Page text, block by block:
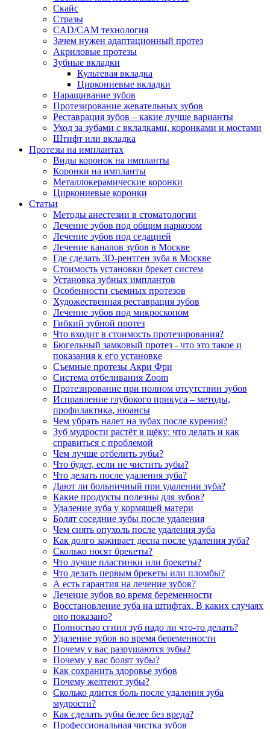
Скайс
Стразы
CAD/CAM технология
Зачем нужен адаптационный протез
Акриловые протезы
Зубные вкладки
Культевая вкладка
Циркониевые вкладки
Наращивание зубов
Протезирование жевательных зубов
Реставрация зубов – какие лучше варианты
Уход за зубами с вкладками, коронками и мостами
Штифт или вкладка
Протезы на имплантах
Виды коронок на импланты
Коронки на импланты
Металлокерамические коронки
Циркониевые коронки
Статьи
Методы анестезии в стоматологии
Лечение зубов под общим наркозом
Лечение зубов под седацией
Лечение каналов зубов в Москве
Где сделать 3D-рентген зуба в Москве
Стоимость установки брекет систем
Установка зубных имплантов
Особенности съемных протезов
Художественная реставрация зубов
Лечение зубов под микроскопом
Гибкий зубной протез
Что входит в стоимость протезирования?
Бюгельный замковый протез - что это такое и
показания к его установке
Съемные протезы Акри Фри
Система отбеливания Zoom
Протезирование при полном отсутствии зубов
Исправление глубокого прикуса – методы,
профилактика, нюансы
Чем убрать налет на зубах после курения?
Зуб мудрости растёт в щёку: что делать и как
справиться с проблемой
Чем лучше отбелить зубы?
Что будет, если не чистить зубы?
Что делать после удаления зуба?
Дают ли больничный при удалении зуба?
Какие продукты полезны для зубов?
Удаление зуба у кормящей матери
Болят соседние зубы после удаления
Чем снять опухоль после удаления зуба
Как долго заживает десна после удаления зуба?
Сколько носят брекеты?
Что лучше пластинки или брекеты?
Что делать первым брекеты или пломбы?
А есть гарантия на лечение зубов?
Лечение зубов во время беременности
Восстановление зуба на штифтах. В каких случаях
оно показано?
Полностью сгнил зуб надо ли что-то делать?
Удаление зубов во время беременности
Почему у вас разрушаются зубы?
Почему у вас болят зубы?
Как сохранить здоровье зубов
Почему желтеют зубы?
Сколько длится боль после удаления зуба
мудрости?
Как сделать зубы белее без вреда?
Профессиональная чистка зубов